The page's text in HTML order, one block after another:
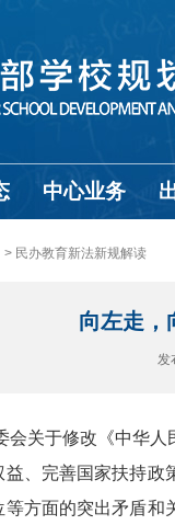
中心业务
> 民办教育新法新规解读
向左走
会关于修改《中华
、完善国家扶持
方面的突出矛盾